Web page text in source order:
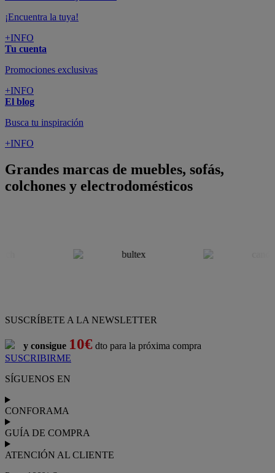
¡Encuentra la tuya!
+INFO
Tu cuenta
Promociones exclusivas
+INFO
El blog
Busca tu inspiración
+INFO
Grandes marcas de muebles, sofás,
colchones y electrodomésticos
SUSCRÍBETE A LA NEWSLETTER
y consigue 10€ dto para la próxima compra
SUSCRIBIRME
SÍGUENOS EN
CONFORAMA
GUÍA DE COMPRA
ATENCIÓN AL CLIENTE